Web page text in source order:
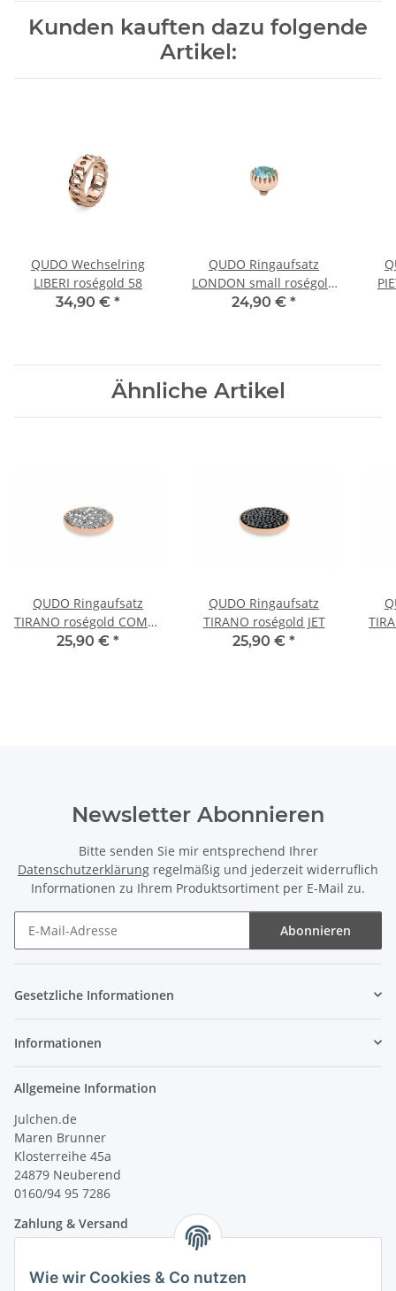
Wie wir Cookies & Co nutzen
Kunden kauften dazu folgende
Artikel:
QUDO Wechselring
LIBERI roségold 58
34,90 € *
QUDO Ringaufsatz
LONDON small roségold
silky sage delite
24,90 € *
Ähnliche Artikel
QUDO Ringaufsatz
TIRANO roségold COMET
ARGENT LIGHT
25,90 € *
QUDO Ringaufsatz
TIRANO roségold JET
25,90 € *
Newsletter Abonnieren
Bitte senden Sie mir entsprechend Ihrer
Datenschutzerklärung regelmäßig und jederzeit widerruflich
Informationen zu Ihrem Produktsortiment per E-Mail zu.
Abonnieren
Gesetzliche Informationen
Informationen
Allgemeine Information
Julchen.de
Maren Brunner
Klosterreihe 45a
24879 Neuberend
0160/94 95 7286
Zahlung & Versand